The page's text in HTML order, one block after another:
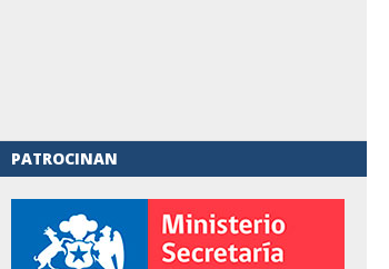
PATROCINAN